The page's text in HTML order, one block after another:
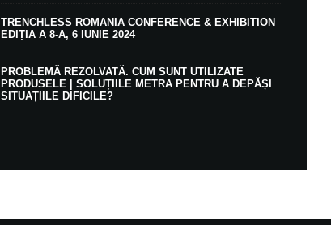
TRENCHLESS ROMANIA CONFERENCE & EXHIBITION
EDIȚIA A 8-A, 6 IUNIE 2024
PROBLEMĂ REZOLVATĂ. CUM SUNT UTILIZATE
PRODUSELE | SOLUȚIILE METRA PENTRU A DEPĂȘI
SITUAȚIILE DIFICILE?